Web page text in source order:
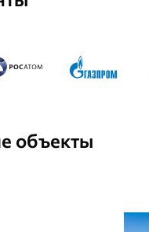
объекты